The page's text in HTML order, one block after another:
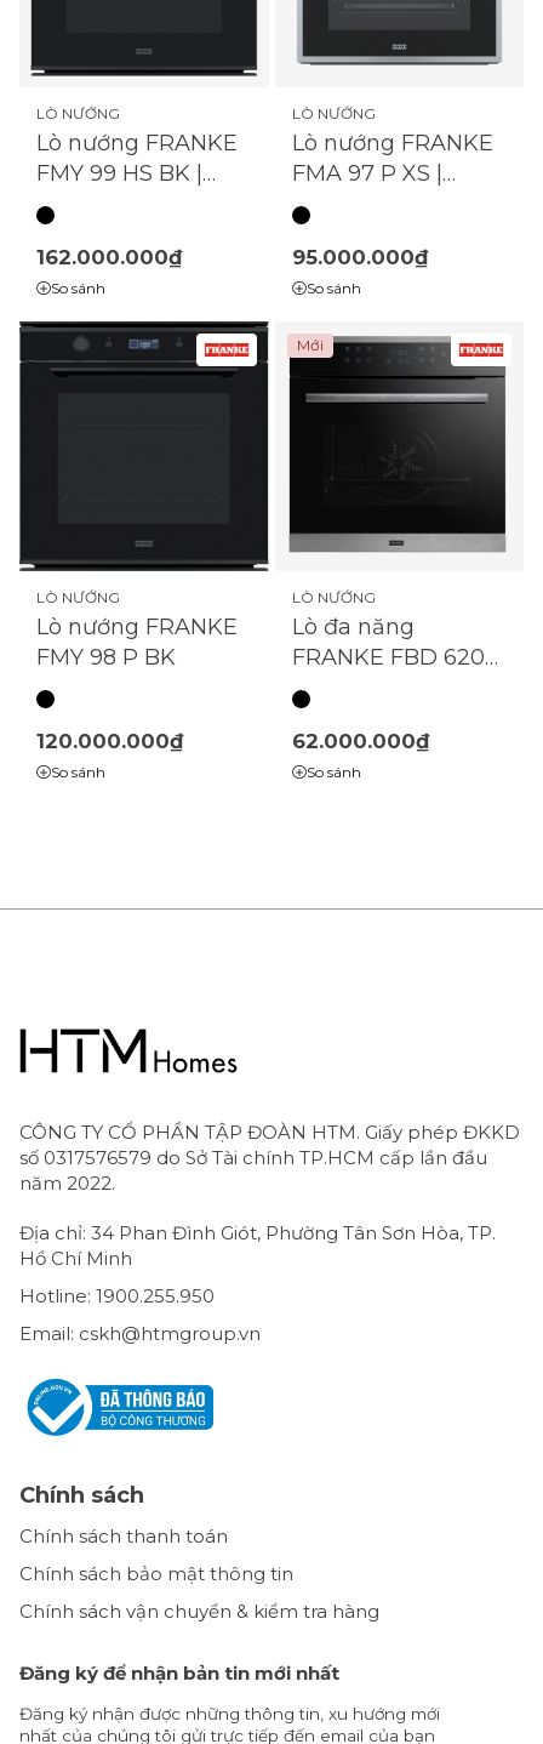
LÒ NƯỚNG
Lò nướng FRANKE
FMY 99 HS BK |
(116.0613.707)
162.000.000₫
So sánh
LÒ NƯỚNG
Lò nướng FRANKE
FMA 97 P XS |
(116.0606.100)
95.000.000₫
So sánh
LÒ NƯỚNG
Lò nướng FRANKE
FMY 98 P BK
120.000.000₫
So sánh
Mới
LÒ NƯỚNG
Lò đa năng
FRANKE FBD 6200
BX | phun cấp ẩm |
62.000.000₫
So sánh
CÔNG TY CỔ PHẦN TẬP ĐOÀN HTM. Giấy phép ĐKKD
số 0317576579 do Sở Tài chính TP.HCM cấp lần đầu
năm 2022.
Địa chỉ: 34 Phan Đình Giót, Phường Tân Sơn Hòa, TP.
Hồ Chí Minh
Hotline: 1900.255.950
Email: cskh@htmgroup.vn
Chính sách
Chính sách thanh toán
Chính sách bảo mật thông tin
Chính sách vận chuyển & kiểm tra hàng
Đăng ký để nhận bản tin mới nhất
Đăng ký nhận được những thông tin, xu hướng mới
nhất của chúng tôi gửi trực tiếp đến email của bạn